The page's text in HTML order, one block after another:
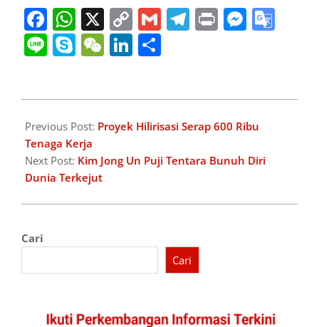
Facebook
WhatsApp
X Copy
Link
GmailTelegram
Print
LineSkypeWeChat
LinkedIn
04-
29
Previous Post: Proyek Hilirisasi Serap 600 Ribu
Tenaga Kerja
Next Post: Kim Jong Un Puji Tentara Bunuh Diri
Dunia Terkejut
Cari
Cari